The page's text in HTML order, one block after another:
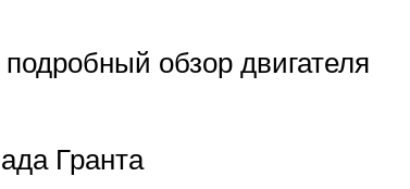
обзор двигателя
Гранта